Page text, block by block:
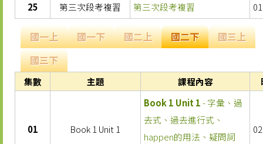
25 第三次段考複習 第三次段考複習
國一上 國一下 國二上 國二下
國三上
國三下
集數 主題 課程內容
01 Book 1 Unit 1
Book 1 Unit 1- 字彙、過
去式、過去進行式、
happen的用法、疑問詞